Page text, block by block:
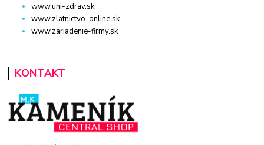
www.uni-zdrav.sk
www.zlatnictvo-online.sk
www.zariadenie-firmy.sk
KONTAKT